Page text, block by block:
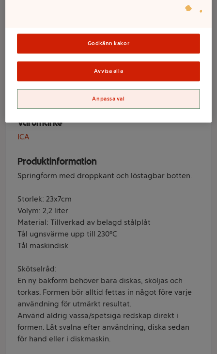
Springform 23cm
2,2l med
droppkant ICA
Varumärke
ICA
Produktinformation
Springform med droppkant och löstagbar botten.
Storlek: 23x7cm
Volym: 2,2 liter
Material: Tillverkad av belagd stålplåt
Tål ugnsvärme upp till 230°C
Tål maskindisk
Skötselråd:
En ny bakform behöver bara diskas, sköljas och
torkas. Formen bör alltid fettas in något före varje
användning för utmärkt resultat.
Använd aldrig vassa/spetsiga redskap direkt i
formen. Låt svalna efter användning, diska sedan
för hand eller i diskmaskin.
Godkänn kakor
Avvisa alla
Anpassa val